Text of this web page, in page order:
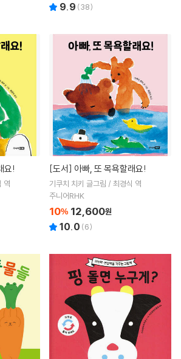
9.9 (38)
요!
역
[도서] 아빠, 또 목욕할래요!
기쿠치 치키 글그림 / 최경식 역
주니어RHK
10% 12,600원
10.0 (6)